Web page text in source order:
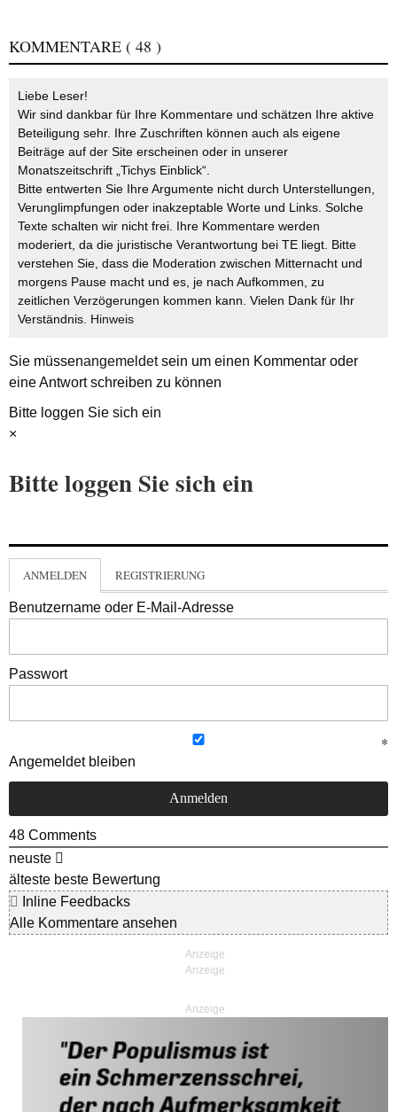
KOMMENTARE ( 48 )
Liebe Leser!
Wir sind dankbar für Ihre Kommentare und schätzen Ihre aktive
Beteiligung sehr. Ihre Zuschriften können auch als eigene
Beiträge auf der Site erscheinen oder in unserer
Monatszeitschrift „Tichys Einblick“.
Bitte entwerten Sie Ihre Argumente nicht durch Unterstellungen,
Verunglimpfungen oder inakzeptable Worte und Links. Solche
Texte schalten wir nicht frei. Ihre Kommentare werden
moderiert, da die juristische Verantwortung bei TE liegt. Bitte
verstehen Sie, dass die Moderation zwischen Mitternacht und
morgens Pause macht und es, je nach Aufkommen, zu
zeitlichen Verzögerungen kommen kann. Vielen Dank für Ihr
Verständnis. Hinweis
Sie müssenangemeldetsein um einen Kommentar oder
eine Antwort schreiben zu können
Bitte loggen Sie sich ein
×
Bitte loggen Sie sich ein
ANMELDEN REGISTRIERUNG
Benutzername oder E-Mail-Adresse
Passwort
Angemeldet bleiben
48 Comments
neuste
älteste beste Bewertung
Inline Feedbacks
Alle Kommentare ansehen
Anzeige